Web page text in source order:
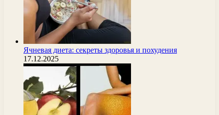
Ячневая диета: секреты здоровья и похудения
17.12.2025